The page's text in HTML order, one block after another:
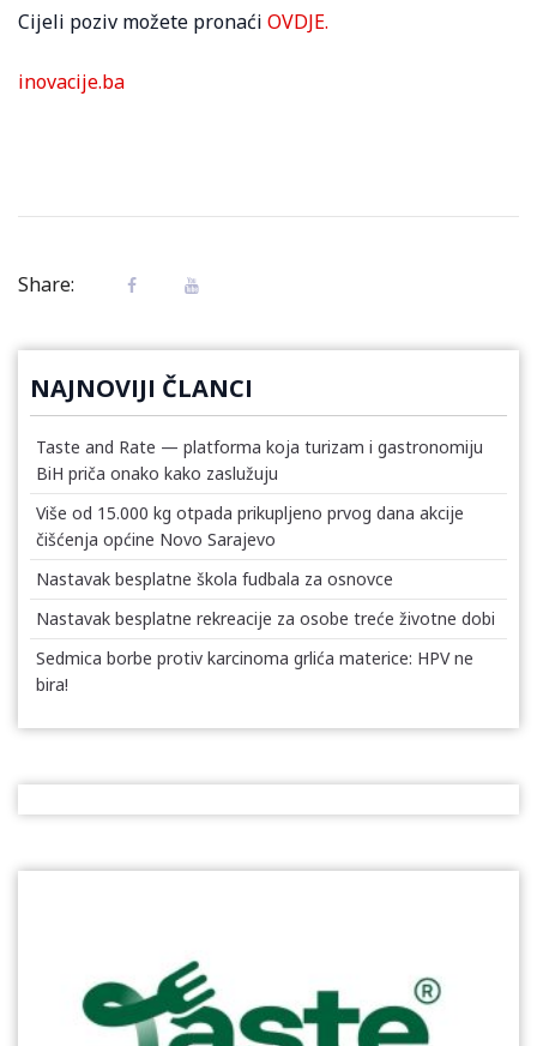
Cijeli poziv možete pronaći OVDJE.
inovacije.ba
Share:
NAJNOVIJI ČLANCI
Taste and Rate — platforma koja turizam i gastronomiju
BiH priča onako kako zaslužuju
Više od 15.000 kg otpada prikupljeno prvog dana akcije
čišćenja općine Novo Sarajevo
Nastavak besplatne škola fudbala za osnovce
Nastavak besplatne rekreacije za osobe treće životne dobi
Sedmica borbe protiv karcinoma grlića materice: HPV ne
bira!